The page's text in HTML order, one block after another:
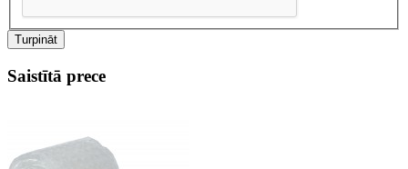
Turpināt
Saistītā prece